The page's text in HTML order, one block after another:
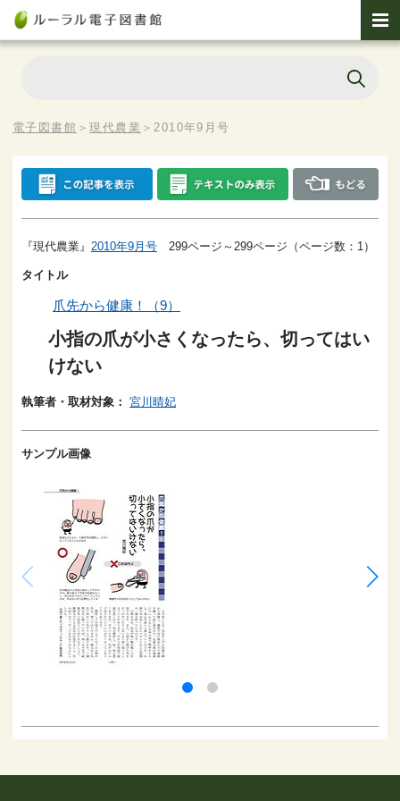
電子図書館 ＞現代農業 ＞2010年9月号
『現代農業』 2010年9月号 299ページ～299ページ（ページ数：1）
タイトル
爪先から健康！（9）
小指の爪が小さくなったら、切ってはい
けない
執筆者・取材対象： 宮川晴妃
サンプル画像